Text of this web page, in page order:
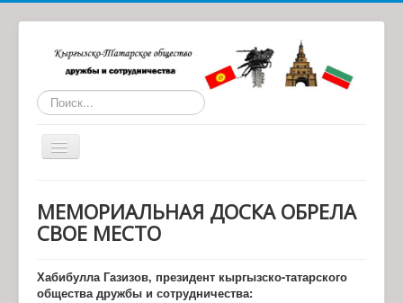
Искать...
Toggle
О нас
Обратная связь
МЕМОРИАЛЬНАЯ ДОСКА ОБРЕЛА
СВОЕ МЕСТО
Хабибулла Газизов, президент кыргызско-татарского
общества дружбы и сотрудничества: